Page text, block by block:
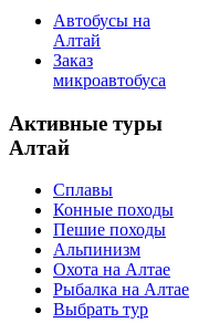
Автобусы на
Алтай
Заказ
микроавтобуса
Активные туры
Алтай
Сплавы
Конные походы
Пешие походы
Альпинизм
Охота на Алтае
Рыбалка на Алтае
Выбрать тур